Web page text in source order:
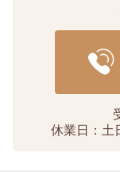
休業日：土